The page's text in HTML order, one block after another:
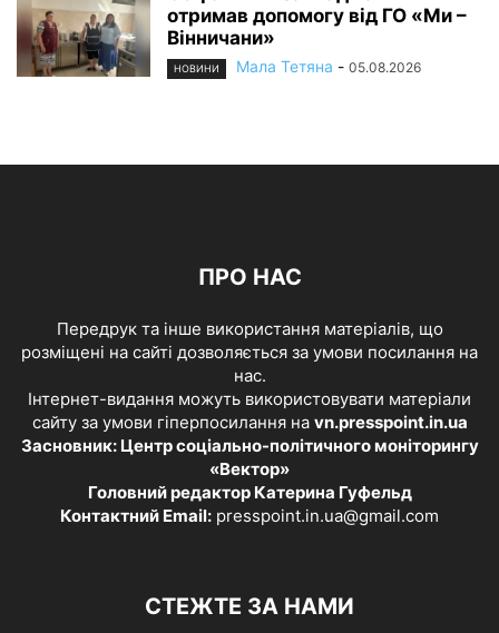
отримав допомогу від ГО «Ми –
Вінничани»
НОВИНИ Мала Тетяна - 05.08.2026
ПРО НАС
Передрук та інше використання матеріалів, що
розміщені на сайті дозволяється за умови посилання на
нас.
Інтернет-видання можуть використовувати матеріали
сайту за умови гіперпосилання на vn.presspoint.in.ua
Засновник: Центр соціально-політичного моніторингу
«Вектор»
Головний редактор Катерина Гуфельд
Контактний Email: presspoint.in.ua@gmail.com
СТЕЖТЕ ЗА НАМИ